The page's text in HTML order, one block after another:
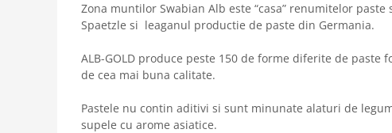
Zona muntilor Swabian Alb este “casa” renumitelor paste
Spaetzle si leaganul productie de paste din Germania.
ALB-GOLD produce peste 150 de forme diferite de paste
de cea mai buna calitate.
Pastele nu contin aditivi si sunt minunate alaturi de
supele cu arome asiatice.